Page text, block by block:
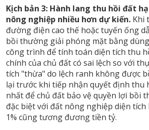
Kịch bản 3: Hành lang thu hồi đất
nông nghiệp nhiều hơn dự kiến. Khi
đường điện cao thế hoặc tuyến ống
bồi thường giải phóng mặt bằng
công trình để tính toán diện tích thu
chính của chủ đất có sai lệch so với
tích "thừa" do lệch ranh không được
lại trước khi tiếp nhận quyết định thu
nhất để chủ đất bảo vệ quyền lợi bồi
đặc biệt với đất nông nghiệp diện tích
1% cũng tương đương tiền tỷ.